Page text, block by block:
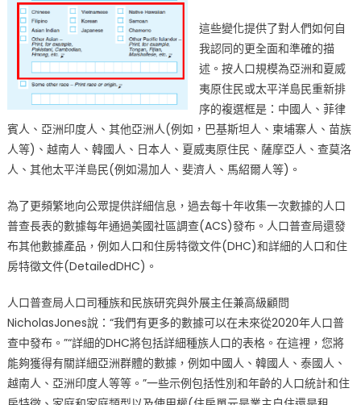
這些變化提供了對人們如何自
我認同的更全面和準確的描
述。按人口規模為亞洲和夏威
夷原住民或太平洋島民重新排
序的複選框是：中國人、菲律
賓人、亞洲印度人、其他亞洲人(例如，巴基斯坦人、柬埔寨人、苗族
人等)、越南人、韓國人、日本人、夏威夷原住民、薩摩亞人、查莫洛
人、其他太平洋島民(例如湯加人、斐濟人、馬紹爾人等)。
為了更頻繁地向公眾提供詳細信息，過去每十年收集一次數據的人口
普查長表的數據每年通過美國社區調查(ACS)發布。人口普查局還發
布其他數據產品，例如人口和住房特徵文件(DHC)和詳細的人口和住
房特徵文件(DetailedDHC)。
人口普查局人口司種族和民族研究與外展主任兼高級顧問
NicholasJones說：“我們有更多的數據可以在未來從2020年人口普
查中發布。”“詳細的DHC將包括詳細種族人口的表格。在這裡，您將
能夠獲得有關詳細亞洲群體的數據，例如中國人、韓國人、泰國人、
越南人、亞洲印度人等等。”一些示例包括性別和年齡的人口統計和住